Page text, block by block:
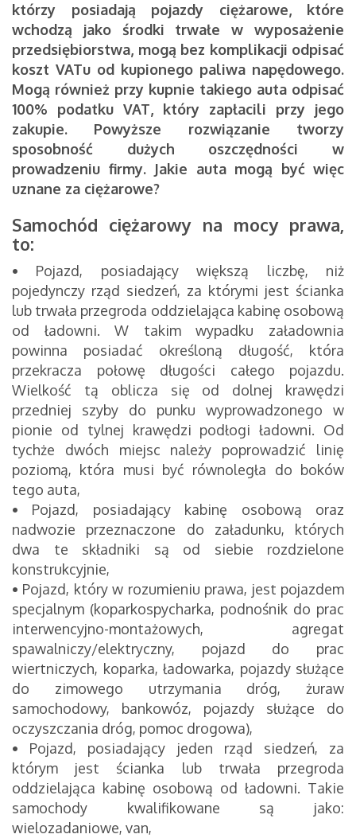
którzy posiadają pojazdy ciężarowe, które
wchodzą jako środki trwałe w wyposażenie
przedsiębiorstwa, mogą bez komplikacji odpisać
koszt VATu od kupionego paliwa napędowego.
Mogą również przy kupnie takiego auta odpisać
100% podatku VAT, który zapłacili przy jego
zakupie. Powyższe rozwiązanie tworzy
sposobność dużych oszczędności w
prowadzeniu firmy. Jakie auta mogą być więc
uznane za ciężarowe?
Samochód ciężarowy na mocy prawa,
to:
• Pojazd, posiadający większą liczbę, niż
pojedynczy rząd siedzeń, za którymi jest ścianka
lub trwała przegroda oddzielająca kabinę osobową
od ładowni. W takim wypadku załadownia
powinna posiadać określoną długość, która
przekracza połowę długości całego pojazdu.
Wielkość tą oblicza się od dolnej krawędzi
przedniej szyby do punku wyprowadzonego w
pionie od tylnej krawędzi podłogi ładowni. Od
tychże dwóch miejsc należy poprowadzić linię
poziomą, która musi być równoległa do boków
tego auta,
• Pojazd, posiadający kabinę osobową oraz
nadwozie przeznaczone do załadunku, których
dwa te składniki są od siebie rozdzielone
konstrukcyjnie,
• Pojazd, który w rozumieniu prawa, jest pojazdem
specjalnym (koparkospycharka, podnośnik do prac
interwencyjno-montażowych, agregat
spawalniczy/elektryczny, pojazd do prac
wiertniczych, koparka, ładowarka, pojazdy służące
do zimowego utrzymania dróg, żuraw
samochodowy, bankowóz, pojazdy służące do
oczyszczania dróg, pomoc drogowa),
• Pojazd, posiadający jeden rząd siedzeń, za
którym jest ścianka lub trwała przegroda
oddzielająca kabinę osobową od ładowni. Takie
samochody kwalifikowane są jako:
wielozadaniowe, van,